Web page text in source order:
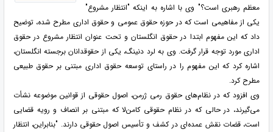
معظم رهبری است؟" وی با اشاره به اینکه "انتظار مشروع"
یکی از مفاهیمی است که در حوزه حقوق عمومی و حقوق اداری مطرح شده، توضیح
داد که این مفهوم ابتدا در حقوق انگلستان و تحت عنوان انتظار مشروع در حقوق
اداری مورد توجه قرار گرفت. وی به لرد دنینگ، یکی از حقوقدانان برجسته انگلستان،
اشاره کرد که این مفهوم را در راستای توسعه حقوق اداری مبتنی بر حقوق طبیعی
مطرح کرد.
وی افزود که در نظام‌های حقوق رمی ژرمن، اصول حقوقی از قوانین موضوعه نشأت
می‌گیرند، در حالی که در نظام حقوقی کامن‌لا که مبتنی بر انصاف و رویه قضایی
است، قضات نقش عمده‌ای در کشف و تأسیس اصول حقوقی دارند. "بنابراین، انتظار